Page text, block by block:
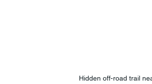
Hidden off-road trail